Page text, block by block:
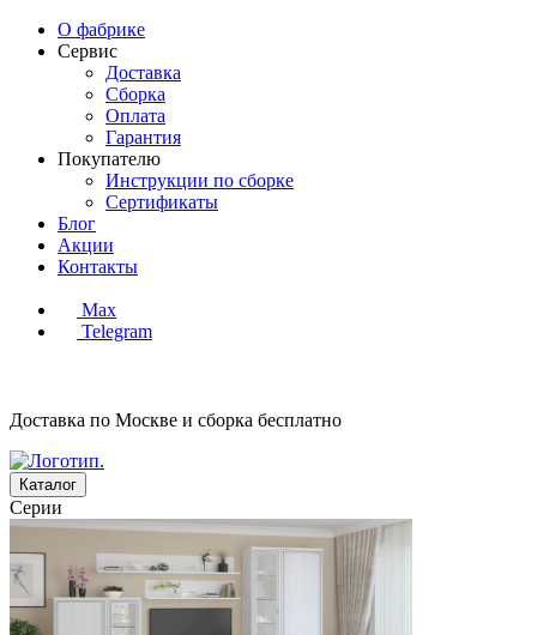
О фабрике
Сервис
Доставка
Сборка
Оплата
Гарантия
Покупателю
Инструкции по сборке
Сертификаты
Блог
Акции
Контакты
Max
Telegram
Доставка по Москве и сборка бесплатно
Каталог
Серии